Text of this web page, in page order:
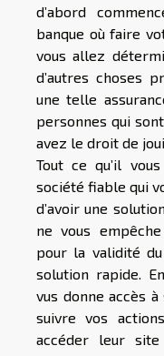
d’abord
banque où faire
vous allez
d’autres choses
une telle
personnes qui
avez le droit de
Tout ce qu’il
société fiable qui
d’avoir une
ne vous
pour la validité
solution rapide.
vus donne accès
suivre vos
accéder leur